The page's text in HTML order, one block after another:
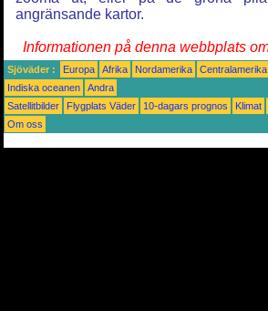
angränsande kartor.
Informationen på denna webbplats
Sjöväder : Europa Afrika Nordamerika Centralamerika
Indiska oceanen
Andra
Satellitbilder
Flygplats Väder 10-dagars prognos Klimat
Om oss